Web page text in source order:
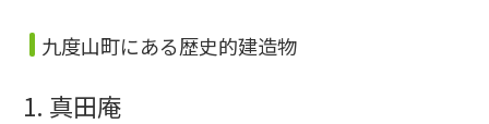
九度山町にある歴史的建造物
1. 真田庵